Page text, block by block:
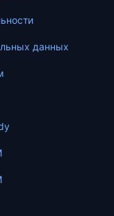
данных